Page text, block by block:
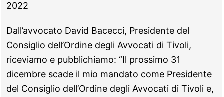
2022
Dall’avvocato David Bacecci, Presidente del
Consiglio dell’Ordine degli Avvocati di Tivoli,
riceviamo e pubblichiamo: “Il prossimo 31
dicembre scade il mio mandato come Presidente
del Consiglio dell’Ordine degli Avvocati di Tivoli e,